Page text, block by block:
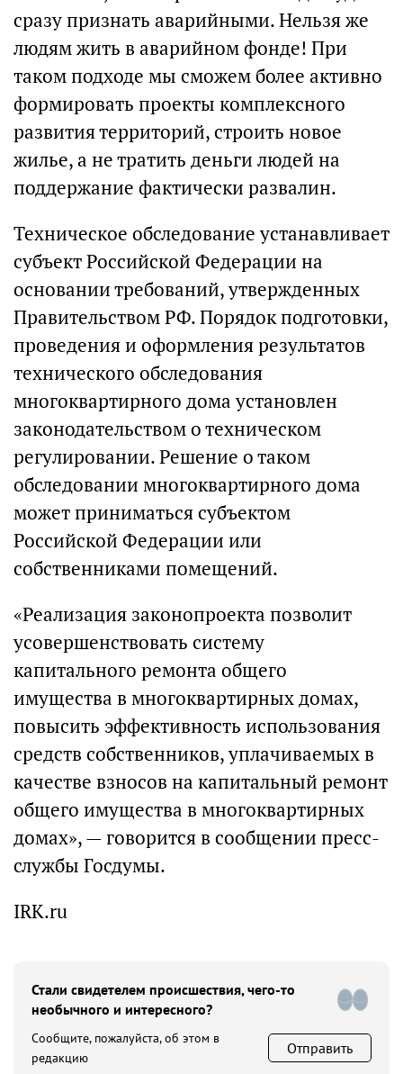
сразу признать аварийными. Нельзя же
людям жить в аварийном фонде! При
таком подходе мы сможем более активно
формировать проекты комплексного
развития территорий, строить новое
жилье, а не тратить деньги людей на
поддержание фактически развалин.
Техническое обследование устанавливает
субъект Российской Федерации на
основании требований, утвержденных
Правительством РФ. Порядок подготовки,
проведения и оформления результатов
технического обследования
многоквартирного дома установлен
законодательством о техническом
регулировании. Решение о таком
обследовании многоквартирного дома
может приниматься субъектом
Российской Федерации или
собственниками помещений.
«Реализация законопроекта позволит
усовершенствовать систему
капитального ремонта общего
имущества в многоквартирных домах,
повысить эффективность использования
средств собственников, уплачиваемых в
качестве взносов на капитальный ремонт
общего имущества в многоквартирных
домах», — говорится в сообщении пресс-
службы Госдумы.
IRK.ru
Стали свидетелем происшествия, чего-то
необычного и интересного?
Сообщите, пожалуйста, об этом в
редакцию
Отправить